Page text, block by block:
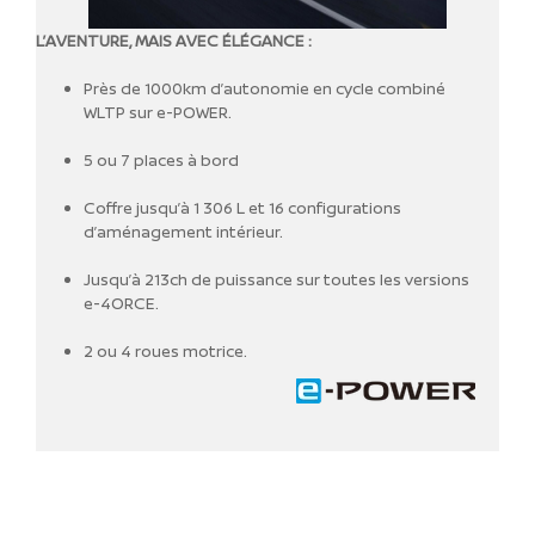
L’AVENTURE, MAIS AVEC ÉLÉGANCE :
Près de 1000km d’autonomie en cycle combiné
WLTP sur e-POWER.
5 ou 7 places à bord
Coffre jusqu’à 1 306 L et 16 configurations
d’aménagement intérieur.
Jusqu’à 213ch de puissance sur toutes les versions
e-4ORCE.
2 ou 4 roues motrice.